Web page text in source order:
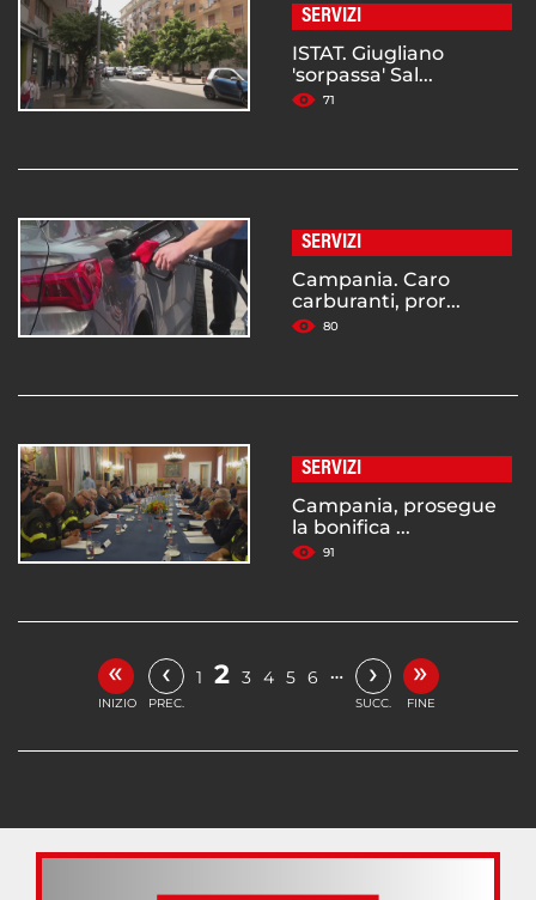
SERVIZI
ISTAT. Giugliano
'sorpassa' Sal...
71
SERVIZI
Campania. Caro
carburanti, pror...
80
SERVIZI
Campania, prosegue
la bonifica ...
91
«
INIZIO
‹
PREC.
1 2 3 4 5 6 … ›
SUCC.
»
FINE